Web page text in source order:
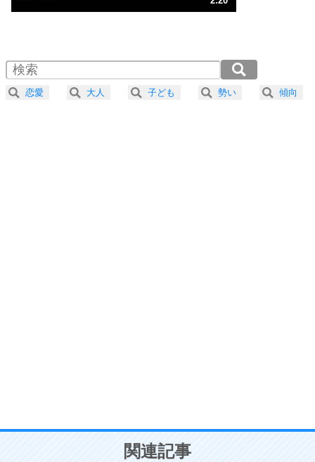
気楽に生きる30の方法
4 器の大きい人は、怒りを優しさで表現する。
プラス思考
ことが大切。
2.0倍速 （275KB 1分10秒）
2.5倍速 （220KB 56秒）
3.0倍速 （184KB 46秒）
恋愛 大人 子ども 勢い 傾向
関連記事